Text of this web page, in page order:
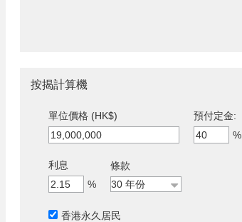
按揭計算機
單位價格 (HK$)
預付定金:
%
利息
%
條款
香港永久居民